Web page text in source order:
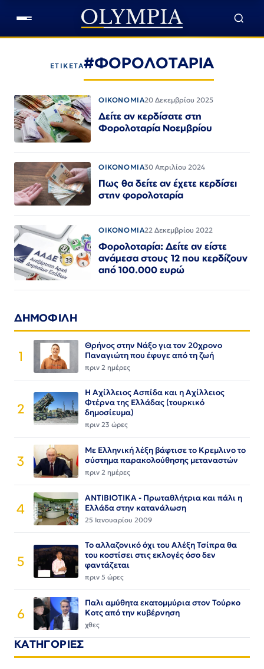
ΕΤΙΚΕΤΑ#ΦΟΡΟΛΟΤΑΡΙΑ
ΟΙΚΟΝΟΜΙΑ20 Δεκεμβρίου 2025
Δείτε αν κερδίσατε στη
Φορολοταρία Νοεμβρίου
ΟΙΚΟΝΟΜΙΑ30 Απριλίου 2024
Πως θα δείτε αν έχετε κερδίσει
στην φορολοταρία
ΟΙΚΟΝΟΜΙΑ22 Δεκεμβρίου 2022
Φορολοταρία: Δείτε αν είστε
ανάμεσα στους 12 που κερδίζουν
από 100.000 ευρώ
ΔΗΜΟΦΙΛΗ
1
Θρήνος στην Νάξο για τον 20χρονο
Παναγιώτη που έφυγε από τη ζωή
πριν 2 ημέρες
2
Η Αχίλλειος Ασπίδα και η Αχίλλειος
Φτέρνα της Ελλάδας (τουρκικό
δημοσίευμα)
πριν 23 ώρες
3
Με Ελληνική λέξη βάφτισε το Κρεμλινο το
σύστημα παρακολούθησης μεταναστών
πριν 2 ημέρες
4
ΑΝΤΙΒΙΟΤΙΚΑ - Πρωταθλήτρια και πάλι η
Ελλάδα στην κατανάλωση
25 Ιανουαρίου 2009
5
Το αλλαζονικό όχι του Αλέξη Τσίπρα θα
του κοστίσει στις εκλογές όσο δεν
φαντάζεται
πριν 5 ώρες
6
Παλι αμύθητα εκατομμύρια στον Τούρκο
Κοτς από την κυβέρνηση
χθες
ΚΑΤΗΓΟΡΙΕΣ